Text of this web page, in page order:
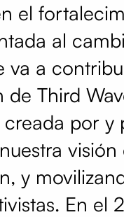
el
al
va a
de Third
por y
y
En el